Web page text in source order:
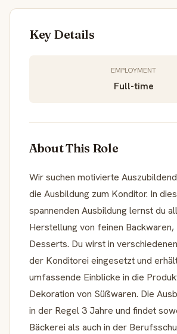
Key Details
EMPLOYMENT
Full-time
About This Role
Wir suchen motivierte
die Ausbildung zum Konditor. In
spannenden Ausbildung lernst du
Herstellung von feinen Backwaren,
Desserts. Du wirst in
der Konditorei eingesetzt und
umfassende Einblicke in die
Dekoration von Süßwaren. Die
in der Regel 3 Jahre und findet
Bäckerei als auch in der